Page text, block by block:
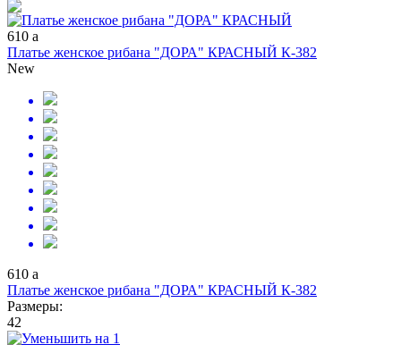
610 a
Платье женское рибана "ДОРА" КРАСНЫЙ К-382
New
610 a
Платье женское рибана "ДОРА" КРАСНЫЙ К-382
Размеры:
42